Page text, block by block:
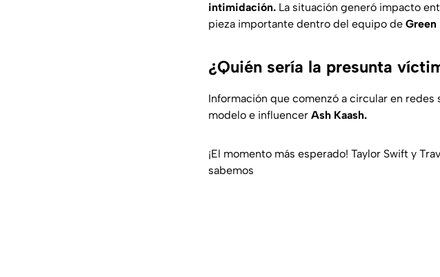
intimidación. La situación generó impacto
pieza importante dentro del equipo de Green
¿Quién sería la presunta
Información que comenzó a circular en
modelo e influencer Ash Kaash.
¡El momento más esperado! Taylor Swift y
sabemos